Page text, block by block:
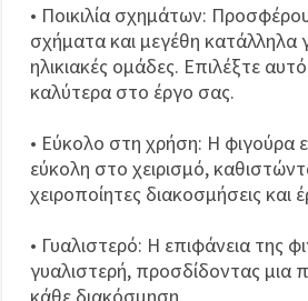
• Ποικιλία σχημάτων:
σχήματα και μεγέθη κατάλληλα
ηλικιακές ομάδες. Επιλέξτε
καλύτερα στο έργο σας.
• Εύκολο στη χρήση: Η φιγούρα
εύκολη στο χειρισμό,
χειροποίητες διακοσμήσεις και
• Γυαλιστερό: Η επιφάνεια της
γυαλιστερή, προσδίδοντας μια
κάθε διακόσμηση.